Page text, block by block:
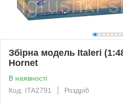
Збірна модель Italeri
Hornet
В наявності
Код: ITA2791
Роздріб